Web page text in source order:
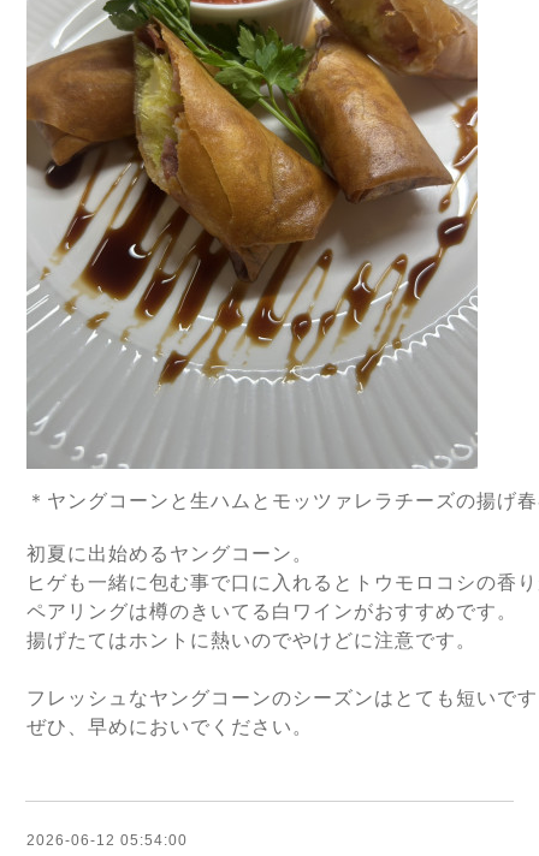
＊ヤングコーンと生ハムとモッツァレラチーズの揚げ
初夏に出始めるヤングコーン。
ヒゲも一緒に包む事で口に入れるとトウモロコシの香
ペアリングは樽のきいてる白ワインがおすすめです。
揚げたてはホントに熱いのでやけどに注意です。
フレッシュなヤングコーンのシーズンはとても短いで
ぜひ、早めにおいでください。
2026-06-12 05:54:00